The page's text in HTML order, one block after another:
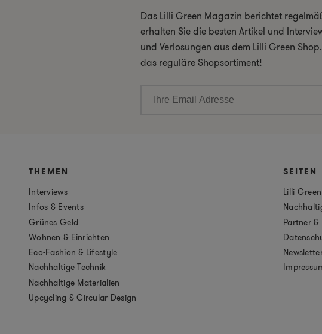
Das Lilli Green Magazin berichtet
erhalten Sie die besten Artikel und
und Verlosungen aus dem Lilli Green
das reguläre Shopsortiment!
THEMEN
Interviews
Infos & Events
Grünes Geld
Wohnen & Einrichten
Eco-Fashion & Lifestyle
Nachhaltige Technik
Nachhaltige Materialien
Upcycling & Circular Design
SEITEN
Lilli
Partner &